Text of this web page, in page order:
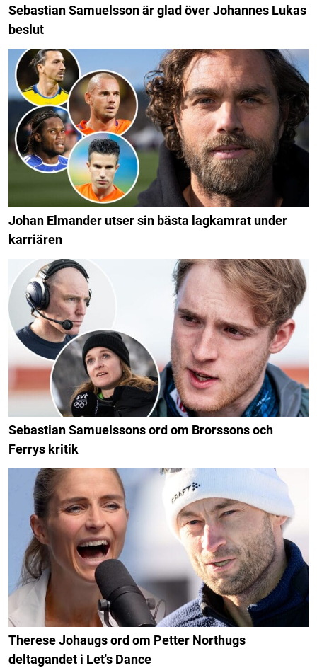
Sebastian Samuelsson är glad över Johannes Lukas
beslut
Johan Elmander utser sin bästa lagkamrat under
karriären
Sebastian Samuelssons ord om Brorssons och
Ferrys kritik
Therese Johaugs ord om Petter Northugs
deltagandet i Let's Dance